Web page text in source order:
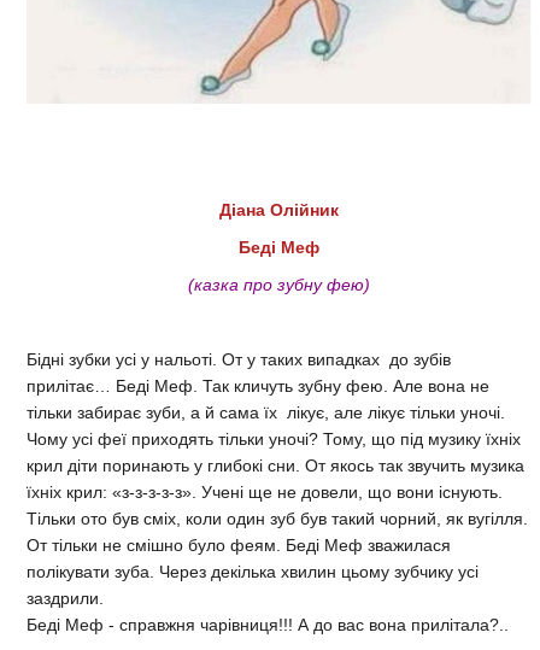
Діана Олійник
Беді Меф
(казка про зубну фею)
Бідні зубки усі у нальоті. От у таких випадках до зубів
прилітає… Беді Меф. Так кличуть зубну фею. Але вона не
тільки забирає зуби, а й сама їх лікує, але лікує тільки уночі.
Чому усі феї приходять тільки уночі? Тому, що під музику їхніх
крил діти поринають у глибокі сни. От якось так звучить музика
їхніх крил: «з-з-з-з-з». Учені ще не довели, що вони існують.
Тільки ото був сміх, коли один зуб був такий чорний, як вугілля.
От тільки не смішно було феям. Беді Меф зважилася
полікувати зуба. Через декілька хвилин цьому зубчику усі
заздрили.
Беді Меф - справжня чарівниця!!! А до вас вона прилітала?..